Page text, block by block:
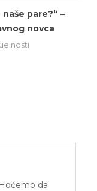
pare?“ –
novca
da